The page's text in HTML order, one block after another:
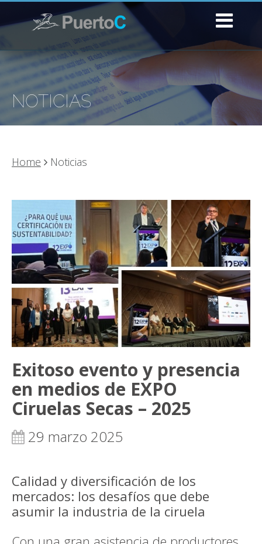
NOTICIAS
Home Noticias
Exitoso evento y presencia
en medios de EXPO
Ciruelas Secas – 2025
29 marzo 2025
Calidad y diversificación de los
mercados: los desafíos que debe
asumir la industria de la ciruela